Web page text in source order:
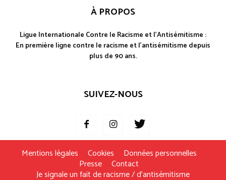
À PROPOS
Ligue Internationale Contre le Racisme et l'Antisémitisme :
En première ligne contre le racisme et l'antisémitisme depuis
plus de 90 ans.
SUIVEZ-NOUS
Mentions légales Cookies Données personnelles
Presse Contact
Je signale un fait de racisme / d’antisémitisme